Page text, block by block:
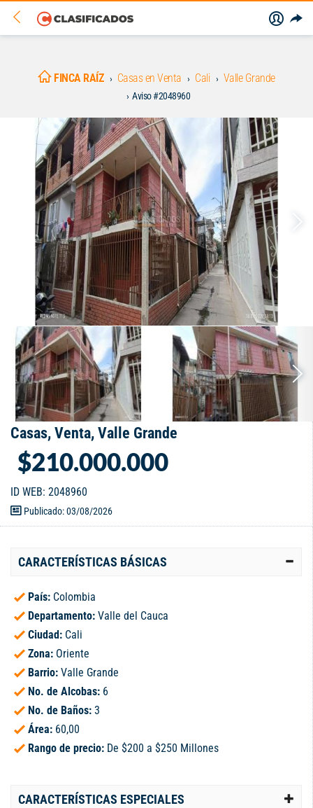
FINCA RAÍZ Casas en Venta Cali Valle Grande
Aviso #2048960
Casas, Venta, Valle Grande
$210.000.000
ID WEB: 2048960
Publicado: 03/08/2026
CARACTERÍSTICAS BÁSICAS
País: Colombia
Departamento: Valle del Cauca
Ciudad: Cali
Zona: Oriente
Barrio: Valle Grande
No. de Alcobas: 6
No. de Baños: 3
Área: 60,00
Rango de precio: De $200 a $250 Millones
CARACTERÍSTICAS ESPECIALES